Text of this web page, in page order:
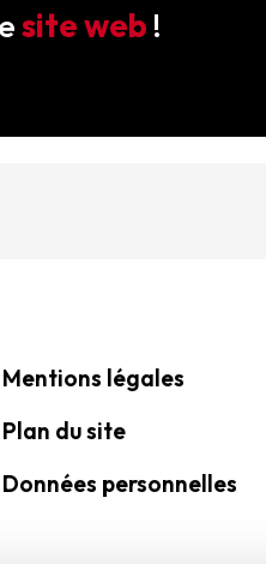
site web !
Mentions légales
Plan du site
Données personnelles